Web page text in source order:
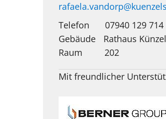
Telefon
07940 129 714
Rathaus
202
Mit freundlicher